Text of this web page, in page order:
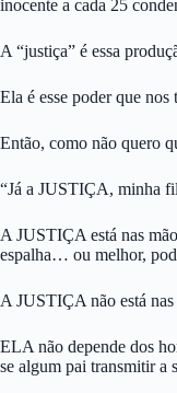
inocente a cada 25
A “justiça” é essa
Ela é esse poder que
Então, como não quero
“Já a JUSTIÇA, minha
A JUSTIÇA está nas
espalha… ou melhor,
A JUSTIÇA não está
ELA não depende dos
se algum pai transmitir a